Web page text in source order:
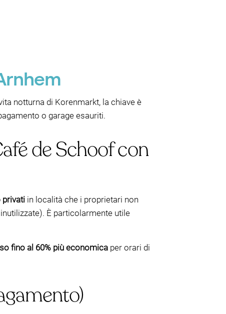
notturna di Korenmarkt, la chiave è
o garage esauriti.
de Schoof con
privati in località che i proprietari non
È particolarmente utile
fino al 60% più economica per orari di